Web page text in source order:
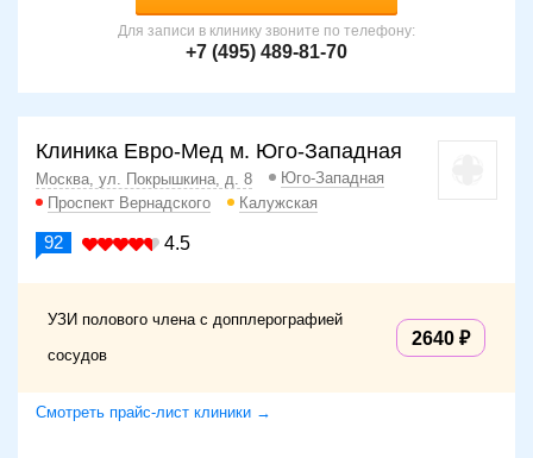
Для записи в клинику звоните по телефону:
+7 (495) 489-81-70
Клиника Евро-Мед м. Юго-Западная
Москва, ул. Покрышкина, д. 8
Юго-Западная
Проспект Вернадского
Калужская
92 4.5
УЗИ полового члена с допплерографией
сосудов
2640
Смотреть прайс-лист клиники →